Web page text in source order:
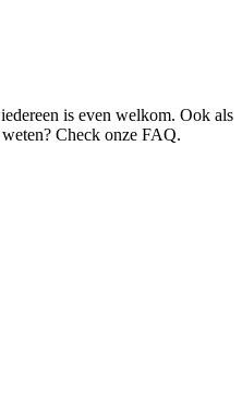
is even welkom. Ook als
Check onze FAQ.